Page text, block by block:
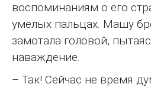
воспоминаниям о его
умелых пальцах. Машу
замотала головой,
наваждение.
– Так! Сейчас не время